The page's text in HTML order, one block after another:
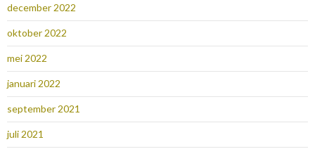
december 2022
oktober 2022
mei 2022
januari 2022
september 2021
juli 2021